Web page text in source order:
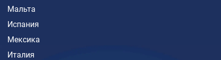
Мальта
Испания
Мексика
Италия